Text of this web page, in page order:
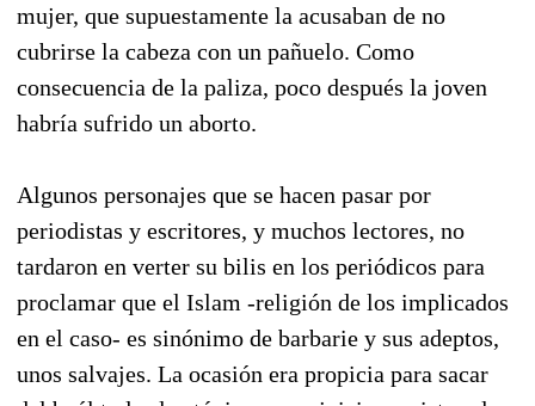
mujer, que supuestamente la acusaban de no
cubrirse la cabeza con un pañuelo. Como
consecuencia de la paliza, poco después la joven
habría sufrido un aborto.
Algunos personajes que se hacen pasar por
periodistas y escritores, y muchos lectores, no
tardaron en verter su bilis en los periódicos para
proclamar que el Islam -religión de los implicados
en el caso- es sinónimo de barbarie y sus adeptos,
unos salvajes. La ocasión era propicia para sacar